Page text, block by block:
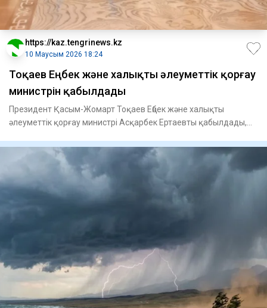
https://kaz.tengrinews.kz
10 Маусым 2026 18:24
Тоқаев Еңбек және халықты әлеуметтік қорғау
министрін қабылдады
Президент Қасым-Жомарт Тоқаев Еңбек және халықты
әлеуметтік қорғау министрі Асқарбек Ертаевты қабылдады,